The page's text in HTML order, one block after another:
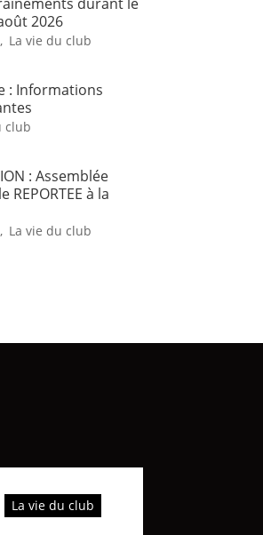
2026
, La vie du club
: Informations
club
: Assemblée
REPORTEE à la
, La vie du club
La vie du club